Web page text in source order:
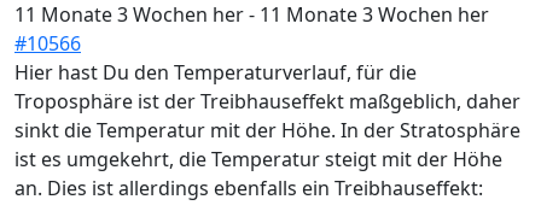
11 Monate 3 Wochen her- 11 Monate 3 Wochen her
#10566
Hier hast Du den Temperaturverlauf, für die
Troposphäre ist der Treibhauseffekt maßgeblich, daher
sinkt die Temperatur mit der Höhe. In der Stratosphäre
ist es umgekehrt, die Temperatur steigt mit der Höhe
an. Dies ist allerdings ebenfalls ein Treibhauseffekt: